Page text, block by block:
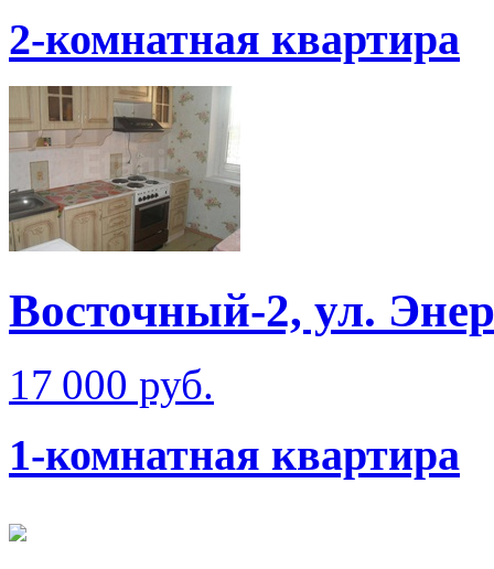
2-комнатная квартира
Восточный-2, ул.
17 000 руб.
1-комнатная квартира